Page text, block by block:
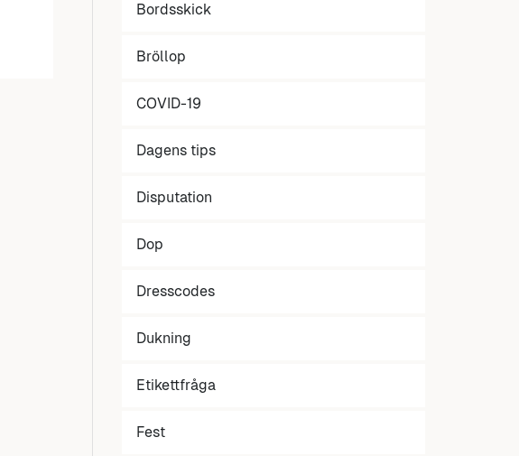
Bordsskick
Bröllop
COVID-19
Dagens tips
Disputation
Dop
Dresscodes
Dukning
Etikettfråga
Fest